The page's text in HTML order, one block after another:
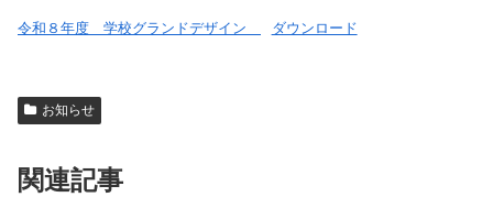
令和８年度 学校グランドデザイン ダウンロード
お知らせ
関連記事